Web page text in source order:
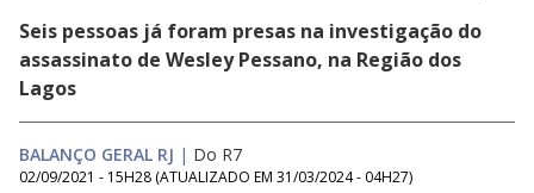
Seis pessoas já foram presas na investigação do
assassinato de Wesley Pessano, na Região dos
Lagos
BALANÇO GERAL RJ | Do R7
02/09/2021 - 15H28 (ATUALIZADO EM 31/03/2024 - 04H27)